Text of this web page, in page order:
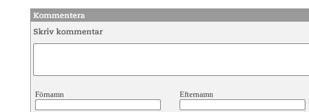
Förnamn Efternamn